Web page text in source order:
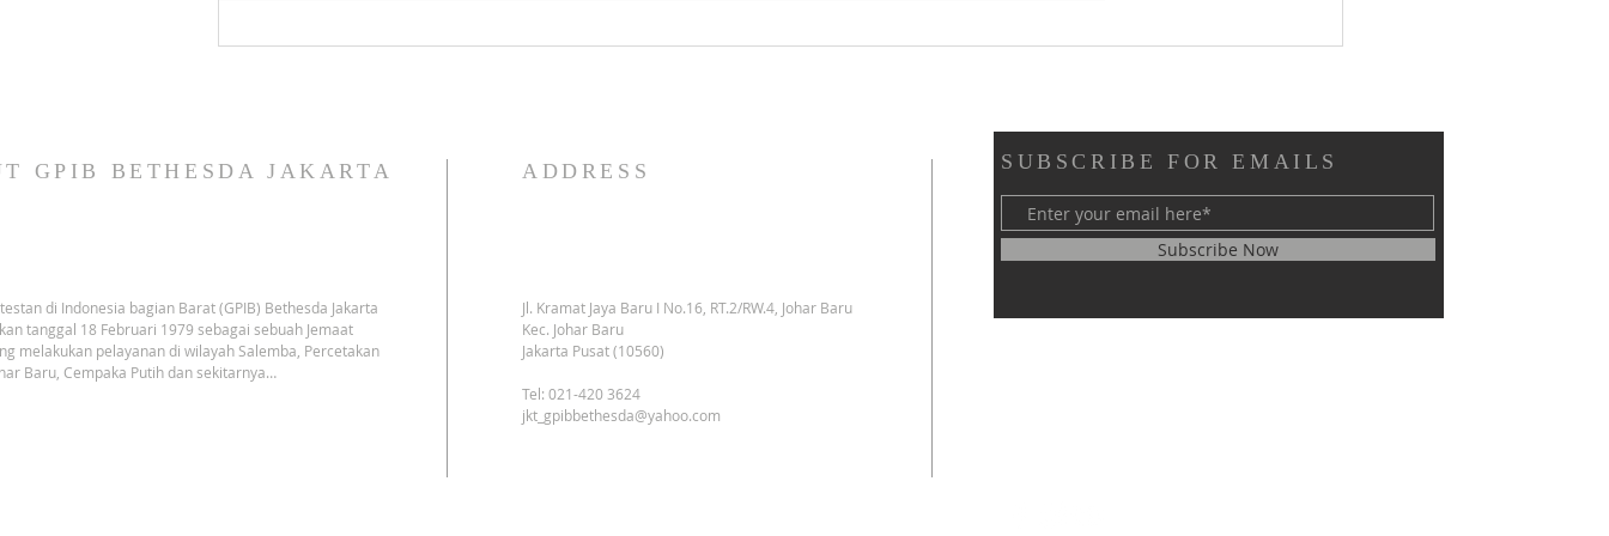
GPIB BETHESDA JAKARTA
di Indonesia bagian Barat (GPIB) Bethesda Jakarta
tanggal 18 Februari 1979 sebagai sebuah Jemaat
melakukan pelayanan di wilayah Salemba, Percetakan
Baru, Cempaka Putih dan sekitarnya…
ADDRESS
Jl. Kramat Jaya Baru I No.16, RT.2/RW.4, Johar Baru
Kec. Johar Baru
Jakarta Pusat (10560)
Tel: 021-420 3624
jkt_gpibbethesda@yahoo.com
SUBSCRIBE FOR EMAILS
Subscribe Now